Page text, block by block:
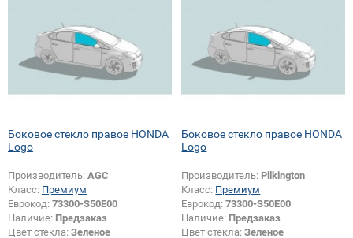
Боковое стекло правое HONDA
Logo
Производитель: AGC
Класс: Премиум
Еврокод: 73300-S50E00
Наличие: Предзаказ
Цвет стекла: Зеленое
Боковое стекло правое HONDA
Logo
Производитель: Pilkington
Класс: Премиум
Еврокод:73300-S50E00
Наличие: Предзаказ
Цвет стекла:Зеленое